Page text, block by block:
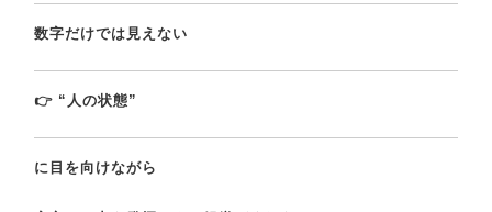
数字だけでは見えない
👉 “人の状態”
に目を向けながら